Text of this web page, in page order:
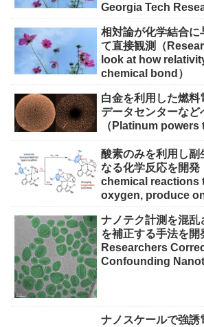
Georgia Tech
相対論が化学結合に
て直接観測（
look at how
chemical bond）
白金を利用した燃料
データセンターな
（Platinum powers
酸素のみを利用し副
なる化学反応を開
chemical reactions
oxygen, produce
ナノテク計測を混乱
を補正する手法を開
Researchers
Confounding
ナノスケールで強誘